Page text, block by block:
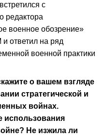
с
редактора
военное обозрение»
ответил на ряд
военной практики
о вашем взгляде
стратегической и
войнах.
использования
Не изжила ли